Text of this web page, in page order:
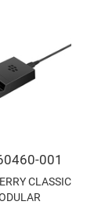
001
CLASSIC